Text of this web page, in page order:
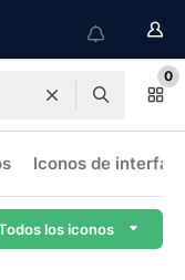
0
Iconos de interfaz
los iconos